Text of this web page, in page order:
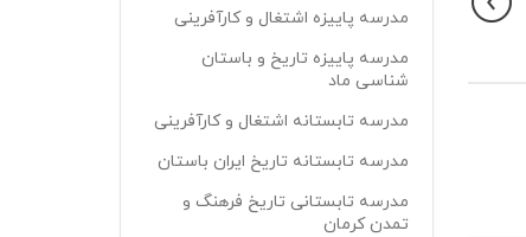
مدرسه پاییزه اشتغال و کارآفرینی
مدرسه پاییزه تاریخ و باستان
شناسی ماد
مدرسه تابستانه اشتغال و کارآفرینی
مدرسه تابستانه تاریخ ایران باستان
مدرسه تابستانی تاریخ فرهنگ و
تمدن کرمان